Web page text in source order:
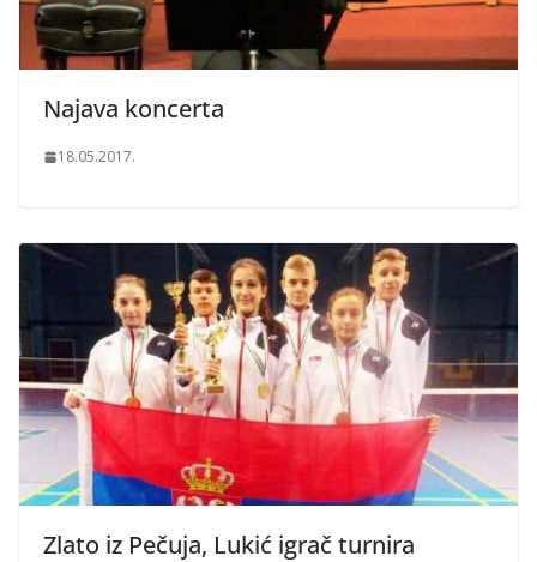
Najava koncerta
18.05.2017.
Zlato iz Pečuja, Lukić igrač turnira